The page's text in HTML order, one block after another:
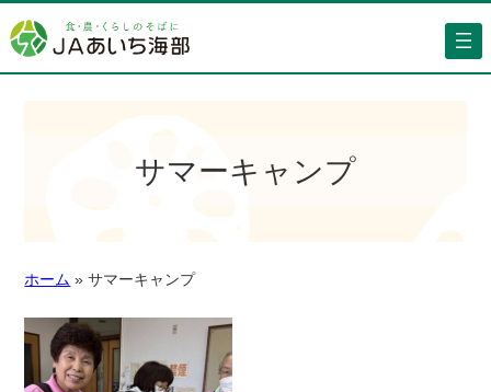
サマーキャンプ
ホーム » サマーキャンプ